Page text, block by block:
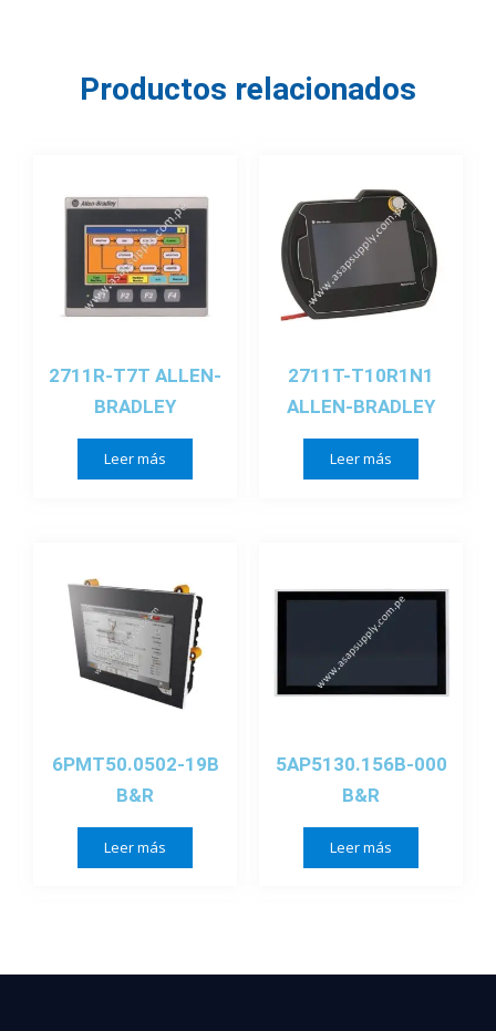
Productos relacionados
2711R-T7T ALLEN-
BRADLEY
Leer más
2711T-T10R1N1
ALLEN-BRADLEY
Leer más
6PMT50.0502-19B
B&R
Leer más
5AP5130.156B-000
B&R
Leer más